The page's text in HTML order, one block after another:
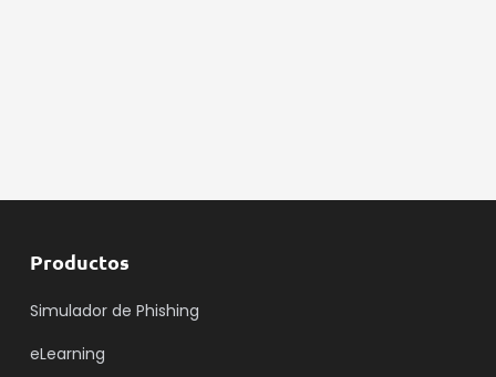
Productos
Simulador de Phishing
eLearning